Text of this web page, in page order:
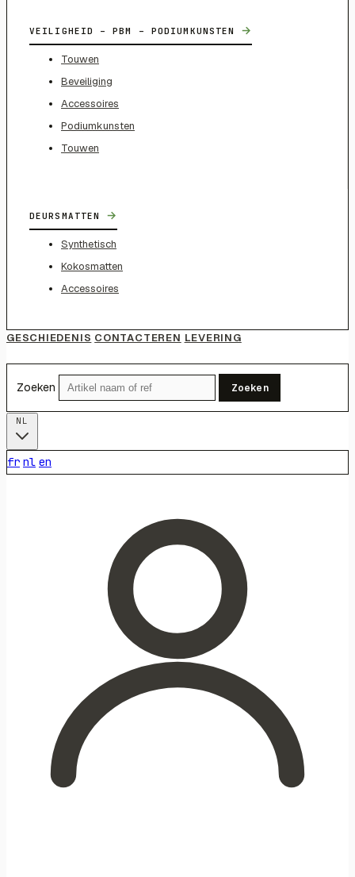
VEILIGHEID – PBM – PODIUMKUNSTEN →
Touwen
Beveiliging
Accessoires
Podiumkunsten
Touwen
DEURSMATTEN →
Synthetisch
Kokosmatten
Accessoires
GESCHIEDENIS CONTACTEREN LEVERING
Zoeken Zoeken
fr nl en